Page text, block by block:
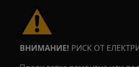
ВНИМАНИЕ! РИСК ОТ